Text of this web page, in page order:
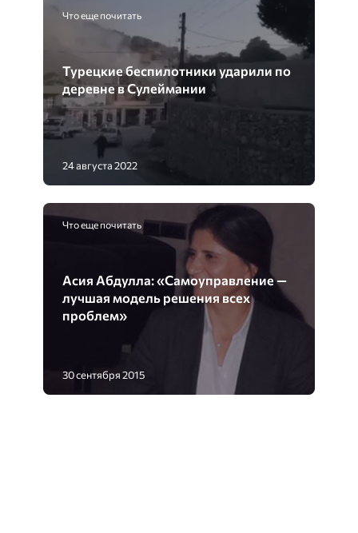
Что еще почитать
Турецкие беспилотники ударили по
деревне в Сулеймании
24 августа 2022
Что еще почитать
Асия Абдулла: «Самоуправление —
лучшая модель решения всех
проблем»
30 сентября 2015